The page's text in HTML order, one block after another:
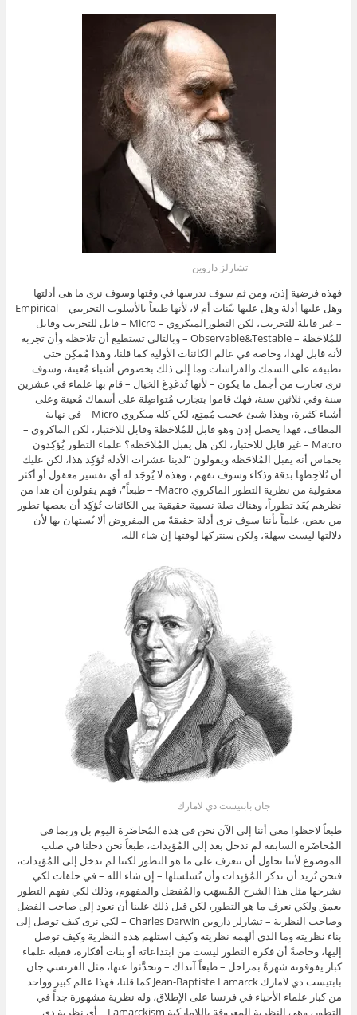
تشارلز داروين
فهذه فرضية إذن، ومن ثم سوف ندرسها في وقتها وسوف نرى ما هى أدلتها
وهل عليها أدلة وهل عليها بيّنات أم لا، لأنها طبعاً بالأسلوب التجريبي – Empirical
– غير قابلة للتجريب، لكن التطورالميكروي – Micro – قابل للتجريب وقابل
للمُلاحَظة – Observable&Testable – وبالتالي تستطيع أن تلاحظه وأن تجربه
لأنه قابل لهذا، وخاصة في عالم الكائنات الأولية كما قلنا، وهذا مُمكِن حتى
تطبيقه على السمك والفراشات وما إلى ذلك بخصوص أشياء مُعينة، وسوف
نرى تجارب من أجمل ما يكون – لأنها تُدغدِغ الخيال – قام بها علماء في عشرين
سنة وفي ثلاثين سنة، فهك قاموا بتجارب مُتواصِلة على أسماك مُعينة وعلى
أشياء كثيرة، وهذا شيئ عجيب مُمتِع، لكن كله ميكروي Micro – في نهاية
المطاف، فهذا يحصل إذن وهو قابل للمُلاحَظة وقابل للاختبار، لكن الماكروي –
Macro – غير قابل للاختبار، لكن هل يقبل المُلاحَظة؟ علماء التطور يُؤكِدون
بحماس أنه يقبل المُلاحَظة ويقولون “لدينا عشرات الأدلة تُؤكِد هذا، لكن عليك
أن تُلاحِظها بدقة وذكاء وسوف تفهم ، وهذه لا يُوجَد له أي تفسير معقول أو أكثر
معقولية من نظرية التطور الماكروي Macro- – طبعاً”، فهم يقولون أن هذا من
نظرهم يُعَد تطوراً، وهناك صلة نسبية حقيقية بين الكائنات تُؤكِد أن بعضها تطور
من بعض، علماً بأننا سوف نرى أدلة حقيقةً من المفروض ألا يُستهان بها لأن
دلالتها ليست سهلة، ولكن سنتركها لوقتها إن شاء الله.
جان بابتيست دي لامارك
طبعاً لاحظوا معي أننا إلى الآن نحن في هذه المُحاضَرة اليوم بل وربما في
المُحاضَرة السابقة لم ندخل بعد إلى المُؤيِدات، طبعاً نحن دخلنا في صلب
الموضوع لأننا نحاول أن نتعرف على ما هو التطور لكننا لم ندخل إلى المُؤيِدات،
فنحن نُريد أن نذكر المُؤيِدات وأن نُسلسلها – إن شاء الله – في حلقات لكي
نشرحها مثل هذا الشرح المُسهَب والمُفصَل والمفهوم، وذلك لكي نفهم التطور
بعمق ولكي نعرف ما هو التطور، لكن قبل ذلك علينا أن نعود إلى صاحب الفضل
وصاحب النظرية – تشارلز داروين Charles Darwin – لكي نرى كيف توصل إلى
بناء نظريته وما الذي ألهمه نظريته وكيف استلهم هذه النظرية وكيف توصل
إليها، وخاصةً أن فكرة التطور ليست من ابتداعاته أو بنات أفكاره، فقبله علماء
كبار يفوقونه شهرةً بمراحل – طبعاً آنذاك – وتحدَّثوا عنها، مثل الفرنسي جان
بابتيست دي لامارك Jean-Baptiste Lamarck كما قلنا، فهذا عالم كبير وواحد
من كبار علماء الأحياء في فرنسا على الإطلاق، وله نظرية مشهورة جداً في
التطور، وهى النظرية المعروفة باللاماركية Lamarckism – أي نظرية دي